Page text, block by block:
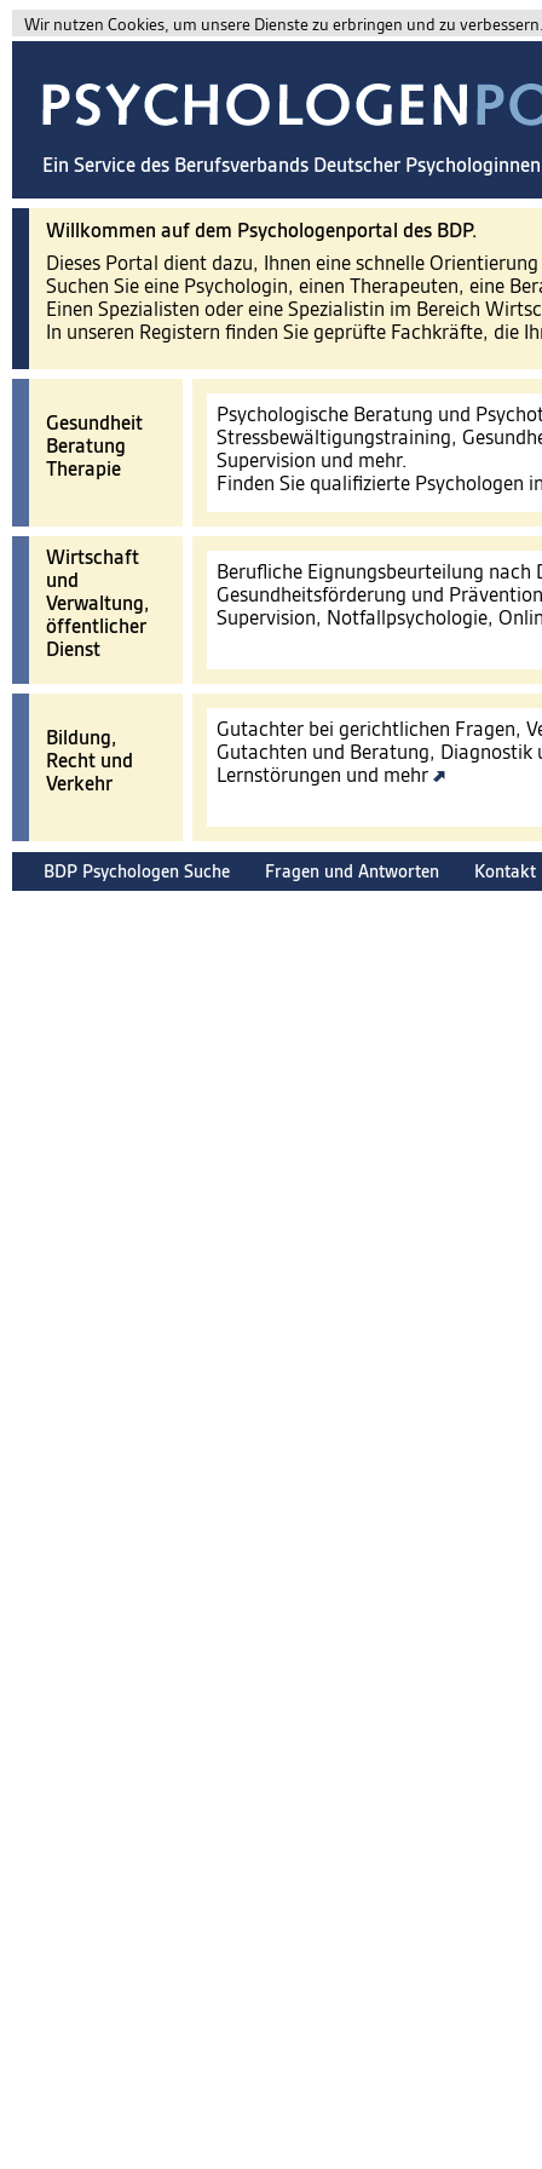
Wir nutzen Cookies, um unsere Dienste zu erbringen und zu
Ein Service des Berufsverbands Deutscher
Willkommen auf dem Psychologenportal des BDP.
Dieses Portal dient dazu, Ihnen eine schnelle
Suchen Sie eine Psychologin, einen Therapeuten, eine
Einen Spezialisten oder eine Spezialistin im Bereich
In unseren Registern finden Sie geprüfte Fachkräfte, die
Gesundheit
Beratung
Therapie
Psychologische Beratung und
Stressbewältigungstraining,
Supervision und mehr.
Finden Sie qualifizierte Psychologen
Wirtschaft
und
Verwaltung,
öffentlicher
Dienst
Berufliche Eignungsbeurteilung nach
Gesundheitsförderung und
Supervision, Notfallpsychologie,
Bildung,
Recht und
Verkehr
Gutachter bei gerichtlichen Fragen,
Gutachten und Beratung, Diagnostik
Lernstörungen und mehr
BDP Psychologen Suche Fragen und Antworten Kontakt